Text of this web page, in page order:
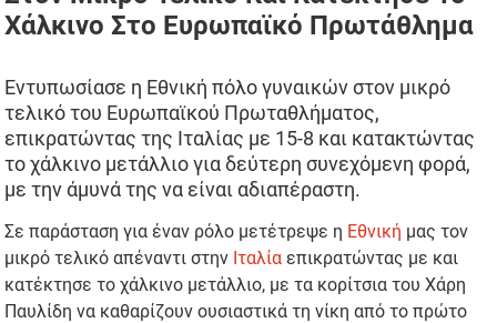
Χάλκινο Στο Ευρωπαϊκό Πρωτάθλημα
Εντυπωσίασε η Εθνική πόλο γυναικών στον μικρό
τελικό του Ευρωπαϊκού Πρωταθλήματος,
επικρατώντας της Ιταλίας με 15-8 και κατακτώντας
το χάλκινο μετάλλιο για δεύτερη συνεχόμενη φορά,
με την άμυνά της να είναι αδιαπέραστη.
Σε παράσταση για έναν ρόλο μετέτρεψε η Εθνική μας τον
μικρό τελικό απέναντι στην Ιταλία επικρατώντας με και
κατέκτησε το χάλκινο μετάλλιο, με τα κορίτσια του Χάρη
Παυλίδη να καθαρίζουν ουσιαστικά τη νίκη από το πρώτο